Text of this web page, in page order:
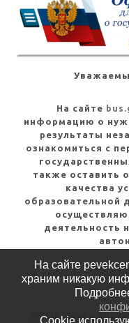
На сайте
информацию о
результаты
ознакомиться с
также оставить
качества
образовательной
деятельность
МБОУ Центр
На сайте
храним никакую
Cookie